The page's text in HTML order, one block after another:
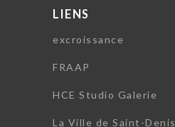
LIENS
excroissance
FRAAP
HCE Studio Galerie
La Ville de Saint-Denis